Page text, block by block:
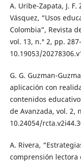
A. Uribe-Zapata, J.
Vásquez, “Usos
Colombia”, Revista
vol. 13, n.° 2, pp.
10.19053/
G. G. Guzman-
aplicación con
contenidos
de Avanzada, vol. 2,
10.24054/
A. Rivera,
comprensión lectora